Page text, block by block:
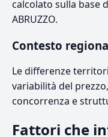
calcolato sulla base
ABRUZZO.
Contesto
Le differenze
variabilità del
concorrenza e
Fattori che